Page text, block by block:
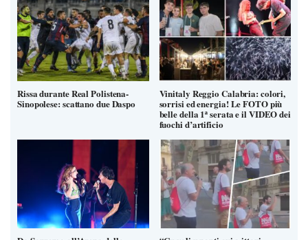
Rissa durante Real Polistena-
Sinopolese: scattano due Daspo
Vinitaly Reggio Calabria: colori,
sorrisi ed energia! Le FOTO più
belle della 1ª serata e il VIDEO dei
fuochi d’artificio